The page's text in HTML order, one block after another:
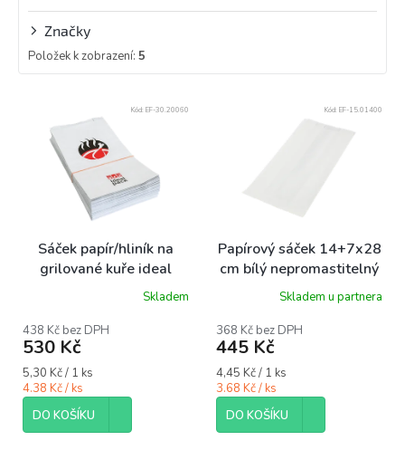
Značky
Položek k zobrazení: 5
ů
Sáček papír/hliník na
grilované kuře ideal
pack® 1/1 bal/100 ks
Skladem
438 Kč bez DPH
530 Kč
Měrná
cena:
5,30 Kč / 1 ks
4.38 Kč / ks
DO KOŠÍKU
Kód: EF-30.20060
Papírový sáček 14+7x28
cm bílý nepromastitelný
bal/100 ks
Skladem u partnera
368 Kč bez DPH
445 Kč
Měrná
cena:
4,45 Kč / 1 ks
3.68 Kč / ks
DO KOŠÍKU
Kód: EF-15.01400